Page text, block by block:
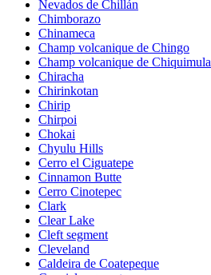
Nevados de Chillán
Chimborazo
Chinameca
Champ volcanique de Chingo
Champ volcanique de Chiquimula
Chiracha
Chirinkotan
Chirip
Chirpoi
Chokai
Chyulu Hills
Cerro el Ciguatepe
Cinnamon Butte
Cerro Cinotepec
Clark
Clear Lake
Cleft segment
Cleveland
Caldeira de Coatepeque